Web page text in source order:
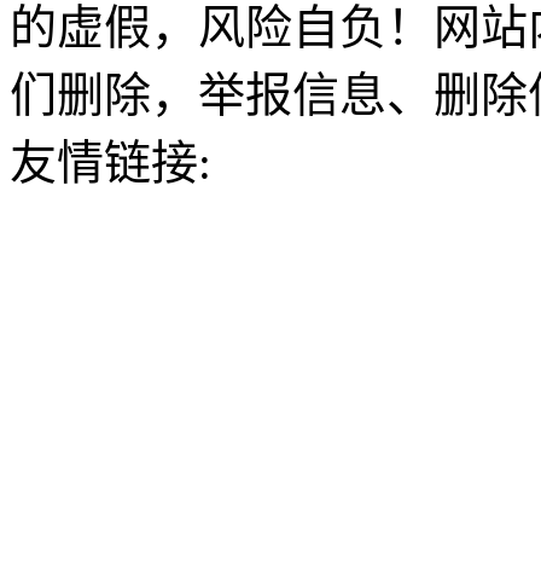
的虚假，风险自负！网
们删除，举报信息、删
友情链接: